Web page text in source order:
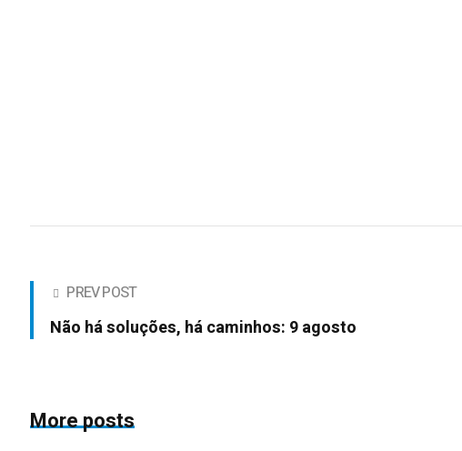
PREV POST
Não há soluções, há caminhos: 9 agosto
More posts